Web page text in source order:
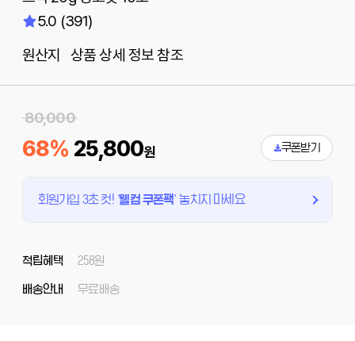
5.0 (391)
원산지 상품 상세 정보 참조
80,000
68% 25,800원 쿠폰받기
회원가입 3초 컷! '웰컴 쿠폰팩' 놓치지 마세요
적립혜택 258원
배송안내 무료배송